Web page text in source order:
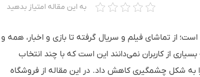
به این مقاله امتیاز بدهید
از تماشای فیلم و سریال گرفته تا بازی و اخبار، همه و
از کاربران نمی‌دانند این است که با چند انتخاب
به شکل چشمگیری کاهش داد. در این مقاله از فروشگاه